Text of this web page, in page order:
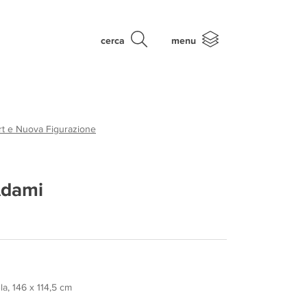
cerca menu
e Nuova Figurazione
146 x 114,5 cm